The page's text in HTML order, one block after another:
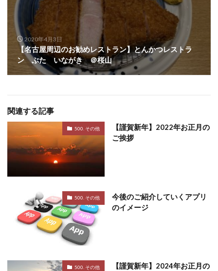
2020年4月3日
【名古屋周辺のお勧めレストラン】とんかつレストラ
ン ぶた いながき ＠桜山
関連する記事
500. その他
【謹賀新年】2022年お正月の
ご挨拶
500. その他
今後のご紹介していくアプリ
のイメージ
500. その他
【謹賀新年】2024年お正月の